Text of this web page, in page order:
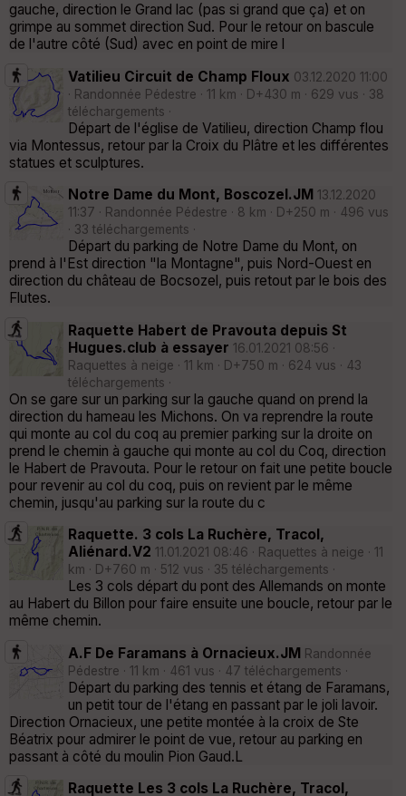
gauche, direction le Grand lac (pas si grand que ça) et on
grimpe au sommet direction Sud. Pour le retour on bascule
de l'autre côté (Sud) avec en point de mire l
Vatilieu Circuit de Champ Floux 03.12.2020 11:00
· Randonnée Pédestre · 11 km · D+430 m · 629 vus · 38
téléchargements ·
Départ de l'église de Vatilieu, direction Champ flou
via Montessus, retour par la Croix du Plâtre et les différentes
statues et sculptures.
Notre Dame du Mont, Boscozel.JM 13.12.2020
11:37 · Randonnée Pédestre · 8 km · D+250 m · 496 vus
· 33 téléchargements ·
Départ du parking de Notre Dame du Mont, on
prend à l'Est direction "la Montagne", puis Nord-Ouest en
direction du château de Bocsozel, puis retout par le bois des
Flutes.
Raquette Habert de Pravouta depuis St
Hugues.club à essayer 16.01.2021 08:56 ·
Raquettes à neige · 11 km · D+750 m · 624 vus · 43
téléchargements ·
On se gare sur un parking sur la gauche quand on prend la
direction du hameau les Michons. On va reprendre la route
qui monte au col du coq au premier parking sur la droite on
prend le chemin à gauche qui monte au col du Coq, direction
le Habert de Pravouta. Pour le retour on fait une petite boucle
pour revenir au col du coq, puis on revient par le même
chemin, jusqu'au parking sur la route du c
Raquette. 3 cols La Ruchère, Tracol,
Aliénard.V2 11.01.2021 08:46 · Raquettes à neige · 11
km · D+760 m · 512 vus · 35 téléchargements ·
Les 3 cols départ du pont des Allemands on monte
au Habert du Billon pour faire ensuite une boucle, retour par le
même chemin.
A.F De Faramans à Ornacieux.JM Randonnée
Pédestre · 11 km · 461 vus · 47 téléchargements ·
Départ du parking des tennis et étang de Faramans,
un petit tour de l'étang en passant par le joli lavoir.
Direction Ornacieux, une petite montée à la croix de Ste
Béatrix pour admirer le point de vue, retour au parking en
passant à côté du moulin Pion Gaud.L
Raquette Les 3 cols La Ruchère, Tracol,